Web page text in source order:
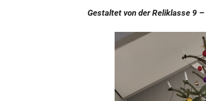
Gestaltet von der Reliklasse 9 –